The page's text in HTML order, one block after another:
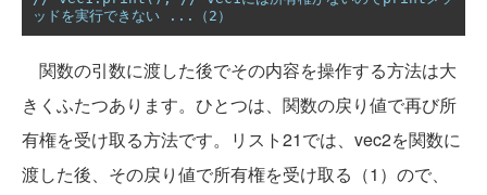
ッドを実行できない ...（2）
関数の引数に渡した後でその内容を操作する方法は大
きくふたつあります。ひとつは、関数の戻り値で再び所
有権を受け取る方法です。リスト21では、vec2を関数に
渡した後、その戻り値で所有権を受け取る（1）ので、